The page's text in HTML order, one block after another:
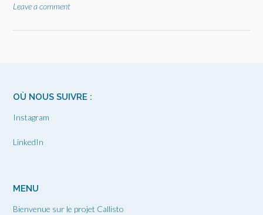
Leave a comment
OÙ NOUS SUIVRE :
Instagram
LinkedIn
MENU
Bienvenue sur le projet Callisto